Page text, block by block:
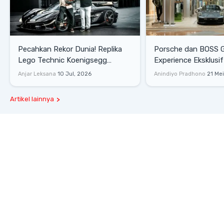
Pecahkan Rekor Dunia! Replika
Lego Technic Koenigsegg
Sadair's Spear Ukuran Asli Sukses
Anjar Leksana 10 Jul, 2026
Porsche dan BOSS
Experience
Senayan, Hadirkan
Anindiyo Pradhono 21
Artikel lainnya